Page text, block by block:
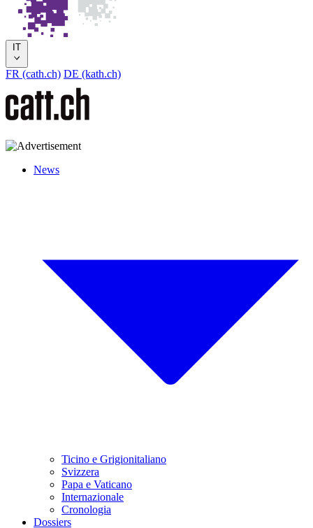
IT
FR (cath.ch) DE (kath.ch)
News
Ticino e Grigionitaliano
Svizzera
Papa e Vaticano
Internazionale
Cronologia
Dossiers